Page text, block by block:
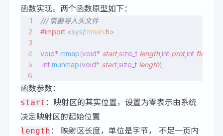
函数实现。两个函数原型如下：
/// 需要导入头文件
#import <sys/mman.h>
void* mmap(void* start,size_t length,int prot,int flags
int munmap(void* start,size_t length);
函数参数：
start ：映射区的其实位置，设置为零表示由系统
决定映射区的起始位置
length： 映射区长度，单位是字节， 不足一页内